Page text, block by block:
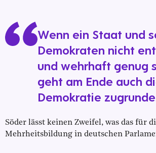
Wenn ein Staat und
Demokraten nicht
und wehrhaft genug
geht am Ende auch
Demokratie
Söder lässt keinen Zweifel, was das für
Mehrheitsbildung in deutschen